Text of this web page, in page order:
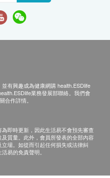
有興趣成為健康網購 health.ESDlife
業務發展部聯絡。我們會
合作詳情。
即時更新，因此生活易不會預先審查
質量。此外，會員所發表的全部內容
場。如從而引起任何損失或法律糾
易的免責聲明。